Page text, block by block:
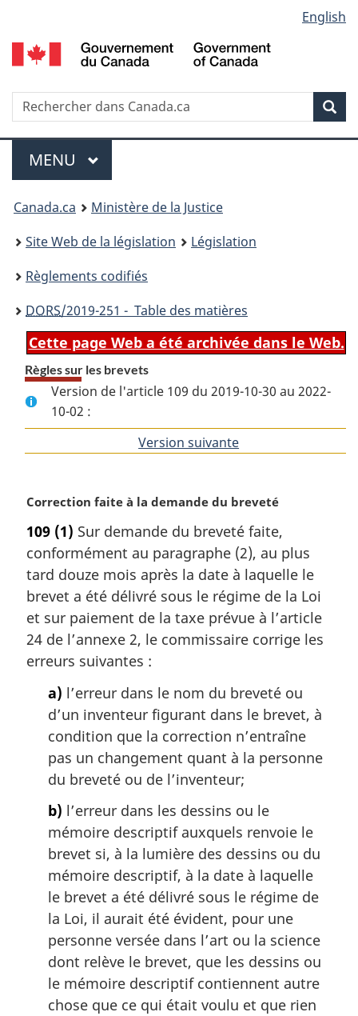
au
contenu
propos
de
la
HTML
simplifiée
selection
English
Recherche
Menu
MENU PRINCIPAL
You
are
here:
Canada.ca
Ministère de la Justice
Site Web de la législation
Législation
Règlements codifiés
DORS/2019-251 - Table des matières
Cette page Web a été archivée dans le Web.
Règles sur les brevets
Version de l'article 109 du 2019-10-30 au 2022-
10-02 :
Version suivante
N
t
e
m
a
g
i
n
Correction faite à la demande du breveté
109 (1) Sur demande du breveté faite,
conformément au paragraphe (2), au plus
tard douze mois après la date à laquelle le
brevet a été délivré sous le régime de la Loi
et sur paiement de la taxe prévue à l’article
24 de l’annexe 2, le commissaire corrige les
erreurs suivantes :
a) l’erreur dans le nom du breveté ou
d’un inventeur figurant dans le brevet, à
condition que la correction n’entraîne
pas un changement quant à la personne
du breveté ou de l’inventeur;
b) l’erreur dans les dessins ou le
mémoire descriptif auxquels renvoie le
brevet si, à la lumière des dessins ou du
mémoire descriptif, à la date à laquelle
le brevet a été délivré sous le régime de
la Loi, il aurait été évident, pour une
personne versée dans l’art ou la science
dont relève le brevet, que les dessins ou
le mémoire descriptif contiennent autre
chose que ce qui était voulu et que rien